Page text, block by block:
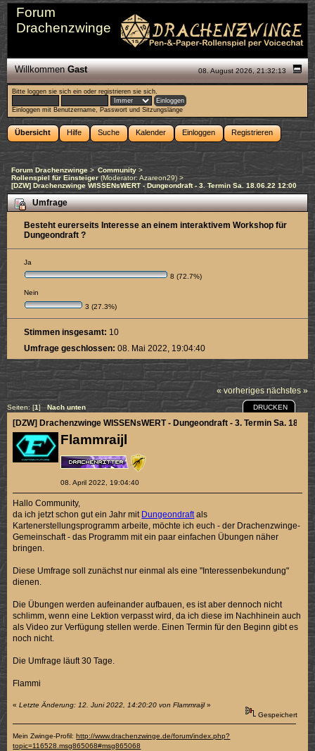
Forum
Drachenzwinge
08. August 2026, 21:32:13
WillkommenGast
Bitte loggen sie sich ein oderregistrieren sie sich.
Einloggen mit Benutzername, Passwort und Sitzungslänge
Übersicht Hilfe Suche Kalender Einloggen Registrieren
Forum Drachenzwinge > Community>
Rollenspiel für Einsteiger(Moderator: Azareon29) >
[DZW] Drachenzwinge WISSENsWERT - Dungeondraft - 3. Termin Sa. 18.06.22 12:00
Umfrage
Besteht eurerseits Interesse an einem interaktivem Workshop für
Dungeondraft ?
Ja
8 (72.7%)
Nein
3 (27.3%)
Stimmen insgesamt: 10
Umfrage geschlossen: 08. Mai 2022, 19:04:40
« vorheriges nächstes »
Seiten: [1]Nach unten DRUCKEN
Flammraijl
08. April 2022, 19:04:40
[DZW] Drachenzwinge WISSENsWERT - Dungeondraft - 3. Termin Sa.
Hallo Community,
da ich jetzt schon gut ein Jahr mit Dungeondraft als
Kartenerstellungsprogramm arbeite, möchte ich euch - der Drachenzwinge-
Gemeinschaft - das Programm mit ein paar einfachen Übungen näher
bringen.
Diese Umfrage soll zunächst nur einmal als eine "Interessenbekundung"
dienen.
Die Übungen werden aufeinander aufbauen, es ist aber dennoch nicht
schlimm, wenn eine Lektion verpasst wird, da ich diese im Nachhinein auch
als Video zur Verfügung stellen werde. Einen Termin für den Beginn gibt es
noch nicht.
Die Umfrage läuft 30 Tage.
Flammi
«Letzte Änderung: 12. Juni 2022, 14:20:20 von Flammraijl»
Gespeichert
Mein Zwinge-Profil:http://www.drachenzwinge.de/forum/index.php?
topic=116528.msg865068#msg865068